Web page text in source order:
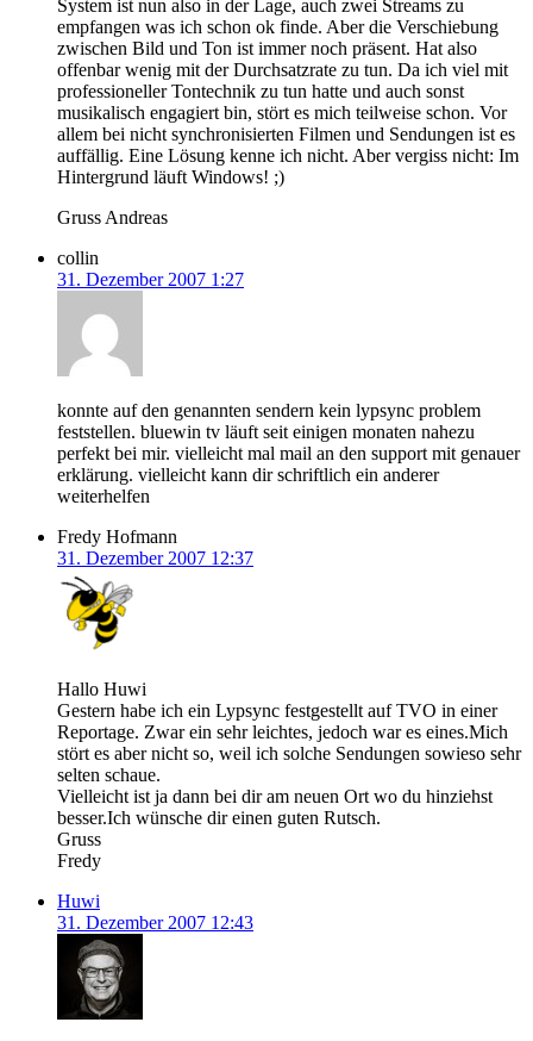
System ist nun also in der Lage, auch zwei Streams zu
empfangen was ich schon ok finde. Aber die Verschiebung
zwischen Bild und Ton ist immer noch präsent. Hat also
offenbar wenig mit der Durchsatzrate zu tun. Da ich viel mit
professioneller Tontechnik zu tun hatte und auch sonst
musikalisch engagiert bin, stört es mich teilweise schon. Vor
allem bei nicht synchronisierten Filmen und Sendungen ist es
auffällig. Eine Lösung kenne ich nicht. Aber vergiss nicht: Im
Hintergrund läuft Windows! ;)
Gruss Andreas
collin
31. Dezember 2007 1:27
konnte auf den genannten sendern kein lypsync problem
feststellen. bluewin tv läuft seit einigen monaten nahezu
perfekt bei mir. vielleicht mal mail an den support mit genauer
erklärung. vielleicht kann dir schriftlich ein anderer
weiterhelfen
Fredy Hofmann
31. Dezember 2007 12:37
Hallo Huwi
Gestern habe ich ein Lypsync festgestellt auf TVO in einer
Reportage. Zwar ein sehr leichtes, jedoch war es eines.Mich
stört es aber nicht so, weil ich solche Sendungen sowieso sehr
selten schaue.
Vielleicht ist ja dann bei dir am neuen Ort wo du hinziehst
besser.Ich wünsche dir einen guten Rutsch.
Gruss
Fredy
Huwi
31. Dezember 2007 12:43